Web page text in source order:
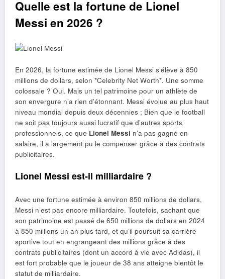
Quelle est la fortune de Lionel
Messi en 2026 ?
En 2026, la fortune estimée de Lionel Messi s’élève à 850
millions de dollars, selon *Celebrity Net Worth*. Une somme
colossale ? Oui. Mais un tel patrimoine pour un athlète de
son envergure n’a rien d’étonnant. Messi évolue au plus haut
niveau mondial depuis deux décennies ; Bien que le football
ne soit pas toujours aussi lucratif que d’autres sports
professionnels, ce que Lionel Messi n’a pas gagné en
salaire, il a largement pu le compenser grâce à des contrats
publicitaires.
Lionel Messi est-il milliardaire ?
Avec une fortune estimée à environ 850 millions de dollars,
Messi n’est pas encore milliardaire. Toutefois, sachant que
son patrimoine est passé de 650 millions de dollars en 2024
à 850 millions un an plus tard, et qu’il poursuit sa carrière
sportive tout en engrangeant des millions grâce à des
contrats publicitaires (dont un accord à vie avec Adidas), il
est fort probable que le joueur de 38 ans atteigne bientôt le
statut de milliardaire.